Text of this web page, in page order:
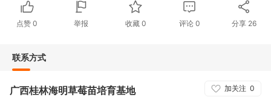
点赞0 举报 收藏 0 评论0 分享 26
联系方式
加关注 0
广西桂林海明草莓苗培育基地